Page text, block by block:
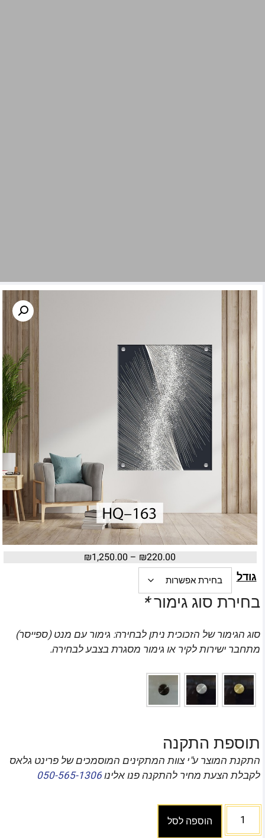
₪220.00
–
₪1,250.00
גודל
בחירת סוג גימור*
סוג הגימור של הזכוכית ניתן לבחירה: גימור עם מנט (ספייסר)
מתחבר ישירות לקיר או גימור מסגרת בצבע לבחירה.
תוספת התקנה
התקנת המוצר ע"י צוות המתקינים המוסמכים של פרינט גלאס
לקבלת הצעת מחיר להתקנה פנו אלינו050-565-1306
הוספה לסל